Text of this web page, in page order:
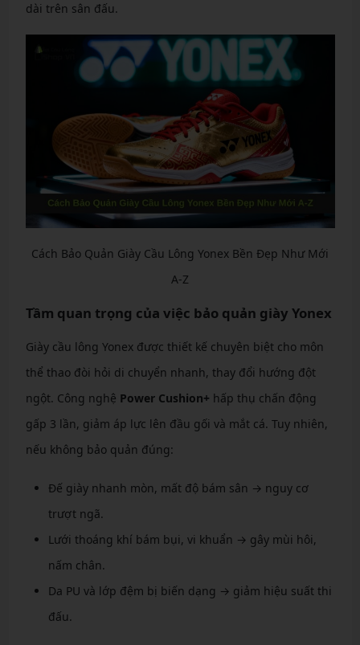
dài trên sân đấu.
Cách Bảo Quản Giày Cầu Lông Yonex Bền Đẹp Như Mới
A-Z
Tầm quan trọng của việc bảo quản giày Yonex
Giày cầu lông Yonex được thiết kế chuyên biệt cho môn
thể thao đòi hỏi di chuyển nhanh, thay đổi hướng đột
ngột. Công nghệ Power Cushion+ hấp thụ chấn động
gấp 3 lần, giảm áp lực lên đầu gối và mắt cá. Tuy nhiên,
nếu không bảo quản đúng:
Đế giày nhanh mòn, mất độ bám sân → nguy cơ
trượt ngã.
Lưới thoáng khí bám bụi, vi khuẩn → gây mùi hôi,
nấm chân.
Da PU và lớp đệm bị biến dạng → giảm hiệu suất thi
đấu.